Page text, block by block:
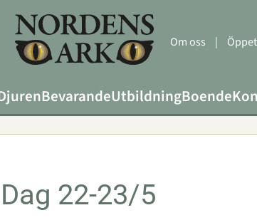
Om oss |
BevarandeUtbildningBoende
22-23/5